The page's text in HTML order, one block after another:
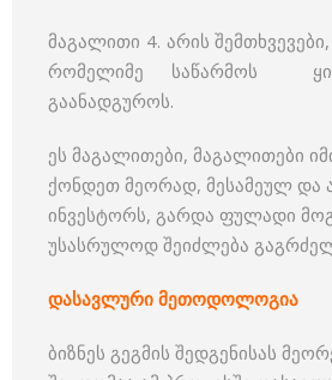
მაგალითი 4. არის
რომელიმე საწარმოს
გაანადგუროს.
ეს მაგალითები, მაგალითები
ქონდეთ მეორად, მესამეულ და
ინვესტორს, გარდა ფულადი
უსასრულოდ შეიძლება
დასავლური მეთოდოლოგია
ბიზნეს გეგმის შედგენისას